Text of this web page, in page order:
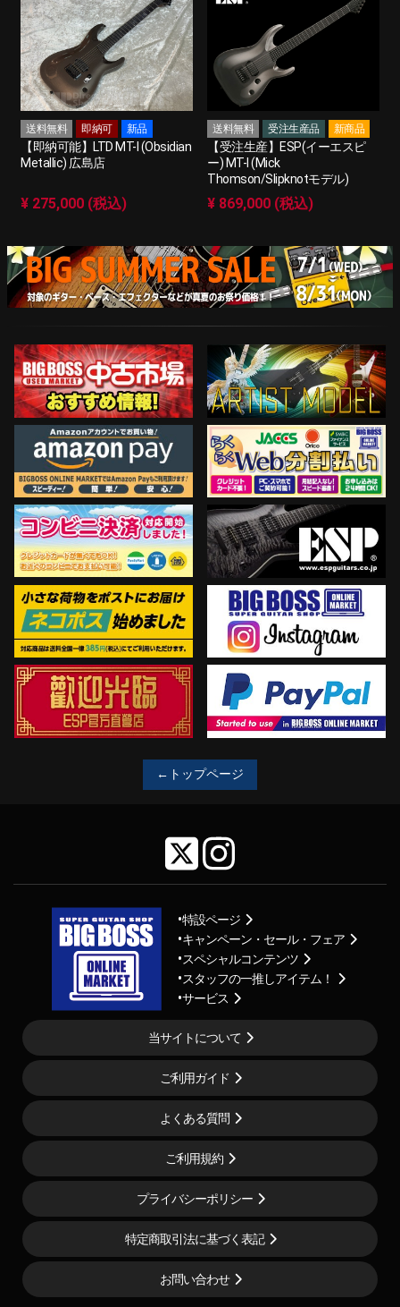
送料無料 即納可 新品
【即納可能】LTD MT-I (Obsidian
Metallic) 広島店
¥ 275,000 (税込)
送料無料 受注生産品 新商品
【受注生産】ESP(イーエスピ
ー) MT-I (Mick
Thomson/Slipknotモデル)
¥ 869,000 (税込)
←トップページ
特設ページ
キャンペーン・セール・フェア
スペシャルコンテンツ
スタッフの一推しアイテム！
サービス
当サイトについて
ご利用ガイド
よくある質問
ご利用規約
プライバシーポリシー
特定商取引法に基づく表記
お問い合わせ